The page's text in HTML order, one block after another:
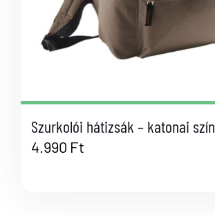
Szurkolói hátizsák – katonai szín
4.990 Ft